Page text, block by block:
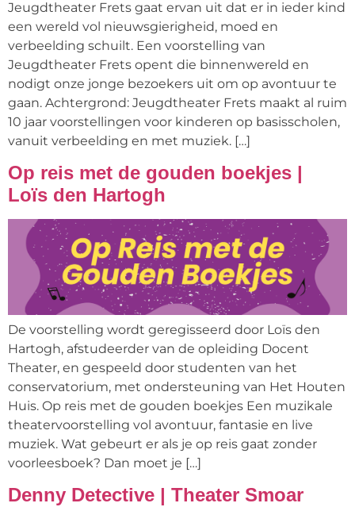
Jeugdtheater Frets gaat ervan uit dat er in ieder kind
een wereld vol nieuwsgierigheid, moed en
verbeelding schuilt. Een voorstelling van
Jeugdtheater Frets opent die binnenwereld en
nodigt onze jonge bezoekers uit om op avontuur te
gaan. Achtergrond: Jeugdtheater Frets maakt al ruim
10 jaar voorstellingen voor kinderen op basisscholen,
vanuit verbeelding en met muziek. […]
Op reis met de gouden boekjes |
Loïs den Hartogh
De voorstelling wordt geregisseerd door Loïs den
Hartogh, afstudeerder van de opleiding Docent
Theater, en gespeeld door studenten van het
conservatorium, met ondersteuning van Het Houten
Huis. Op reis met de gouden boekjes Een muzikale
theatervoorstelling vol avontuur, fantasie en live
muziek. Wat gebeurt er als je op reis gaat zonder
voorleesboek? Dan moet je […]
Denny Detective | Theater Smoar